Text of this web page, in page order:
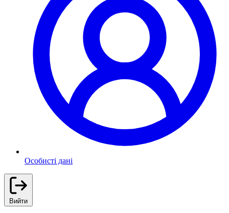
Особисті дані
Вийти